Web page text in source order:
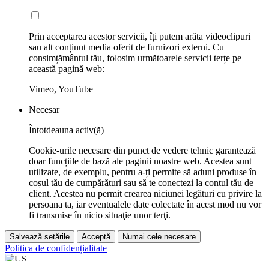
Prin acceptarea acestor servicii, îți putem arăta videoclipuri
sau alt conținut media oferit de furnizori externi. Cu
consimțământul tău, folosim următoarele servicii terțe pe
această pagină web:
Vimeo, YouTube
Necesar
Întotdeauna activ(ă)
Cookie-urile necesare din punct de vedere tehnic garantează
doar funcțiile de bază ale paginii noastre web. Acestea sunt
utilizate, de exemplu, pentru a-ți permite să aduni produse în
coșul tău de cumpărături sau să te conectezi la contul tău de
client. Acestea nu permit crearea niciunei legături cu privire la
persoana ta, iar eventualele date colectate în acest mod nu vor
fi transmise în nicio situaţie unor terţi.
Salvează setările Acceptă Numai cele necesare
Politica de confidențialitate